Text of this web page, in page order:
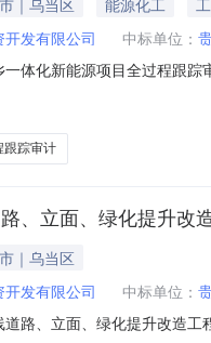
发有限公司 中标单位：
体化新能源项目全过程跟
华诚博远工程咨询有
跟踪审计
、立面、绿化提升改
｜乌当区
发有限公司 中标单位：
路、立面、绿化提升改造